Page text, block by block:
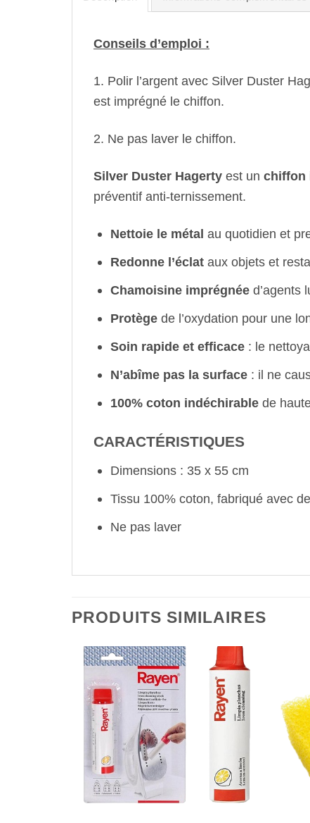
Conseils d’emploi :
1. Polir l’argent avec Silver Duster
est imprégné le chiffon.
2. Ne pas laver le chiffon.
Silver Duster Hagerty est un chiffon
préventif anti-ternissement.
Nettoie le métal au quotidien et
Redonne l’éclat aux objets et
Chamoisine imprégnéed’agents
Protègede l’oxydation pour une
Soin rapide et efficace: le
N’abîme pas la surface: il ne
100% coton indéchirablede
CARACTÉRISTIQUES
Dimensions : 35 x 55 cm
Tissu 100% coton, fabriqué avec
Ne pas laver
PRODUITS SIMILAIRES